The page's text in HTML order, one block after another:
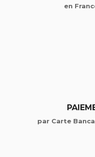
en
par Carte